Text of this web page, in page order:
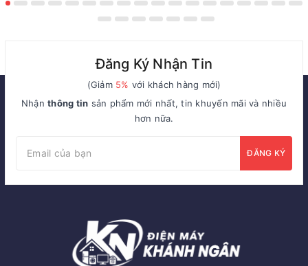
Đăng Ký Nhận Tin
(Giảm 5% với khách hàng mới)
Nhậnthông tin sản phẩm mới nhất, tin khuyến mãi và nhiều
hơn nữa.
ĐĂNG KÝ